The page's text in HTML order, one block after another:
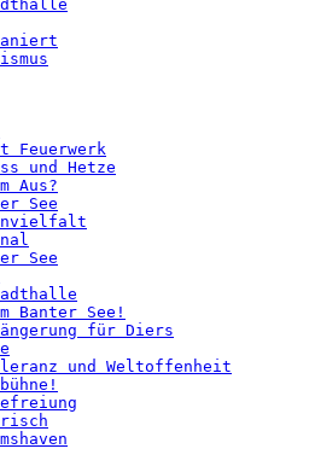
Feuerwerk
und Hetze
Aus?
See
See
Banter See!
für Diers
und Weltoffenheit